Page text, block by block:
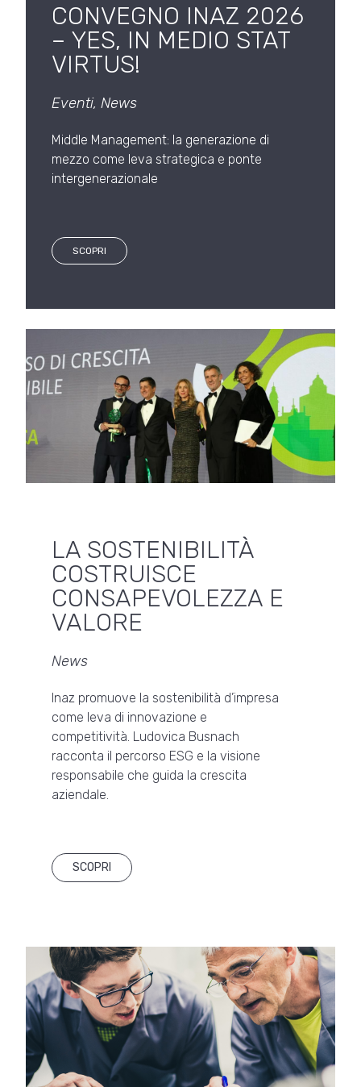
CONVEGNO INAZ 2026
– YES, IN MEDIO STAT
VIRTUS!
Eventi, News
Middle Management: la generazione di
mezzo come leva strategica e ponte
intergenerazionale
SCOPRI
LA SOSTENIBILITÀ
COSTRUISCE
CONSAPEVOLEZZA E
VALORE
News
Inaz promuove la sostenibilità d’impresa
come leva di innovazione e
competitività. Ludovica Busnach
racconta il percorso ESG e la visione
responsabile che guida la crescita
aziendale.
SCOPRI